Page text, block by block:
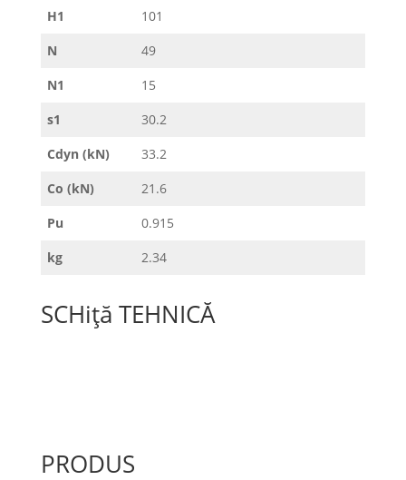
H1
101
N
49
N1
15
s1
30.2
Cdyn (kN)
33.2
Co (kN)
21.6
Pu
0.915
kg
2.34
SCHiță TEHNICĂ
PRODUS